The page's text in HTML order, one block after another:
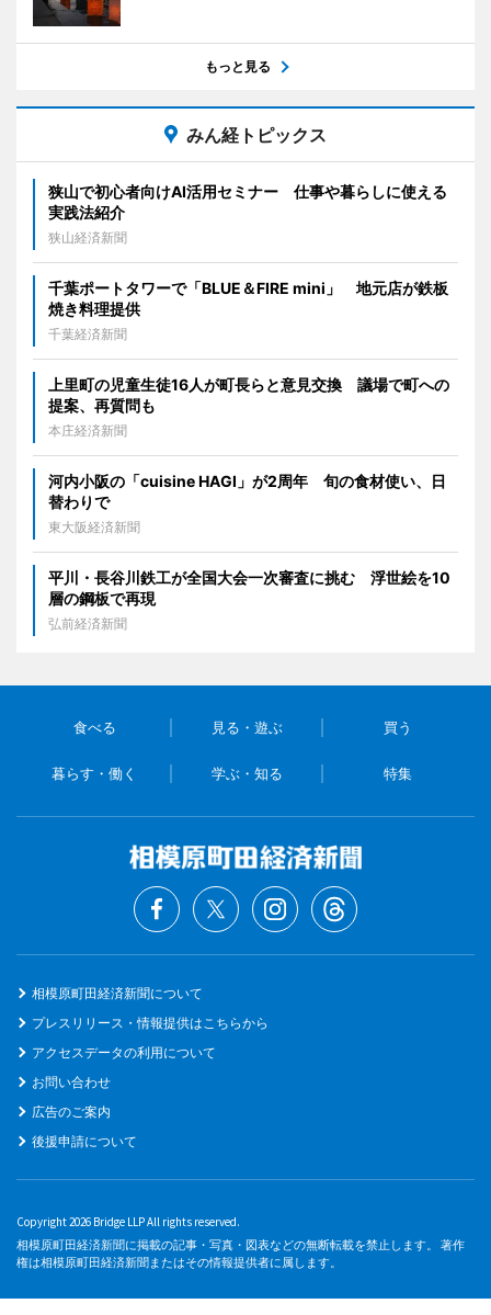
もっと見る
みん経トピックス
狭山で初心者向けAI活用セミナー 仕事や暮らしに使える
実践法紹介
狭山経済新聞
千葉ポートタワーで「BLUE＆FIRE mini」 地元店が鉄板
焼き料理提供
千葉経済新聞
上里町の児童生徒16人が町長らと意見交換 議場で町への
提案、再質問も
本庄経済新聞
河内小阪の「cuisine HAGI」が2周年 旬の食材使い、日
替わりで
東大阪経済新聞
平川・長谷川鉄工が全国大会一次審査に挑む 浮世絵を10
層の鋼板で再現
弘前経済新聞
食べる 見る・遊ぶ 買う
暮らす・働く 学ぶ・知る 特集
相模原町田経済新聞について
プレスリリース・情報提供はこちらから
アクセスデータの利用について
お問い合わせ
広告のご案内
後援申請について
Copyright 2026 Bridge LLP All rights reserved.
相模原町田経済新聞に掲載の記事・写真・図表などの無断転載を禁止します。 著作
権は相模原町田経済新聞またはその情報提供者に属します。